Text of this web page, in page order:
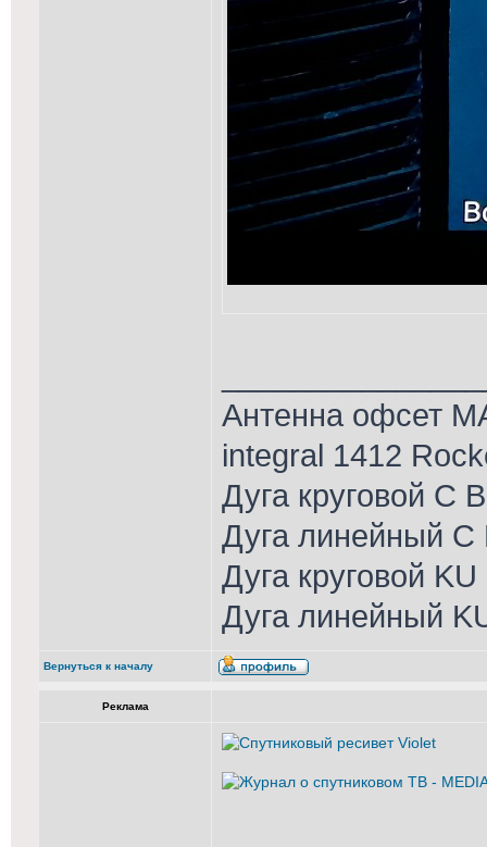
Антенна офсет
integral 1412
Дуга круговой С
Дуга линейный С
Дуга круговой
Дуга линейный
Вернуться к началу
Реклама